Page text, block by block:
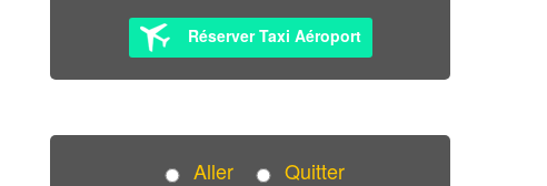
Réserver Taxi Aéroport
Aller Quitter